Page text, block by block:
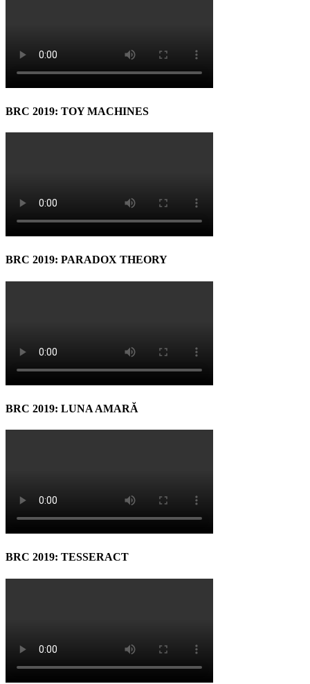
BRC 2019: TOY MACHINES
BRC 2019: PARADOX THEORY
BRC 2019: LUNA AMARĂ
BRC 2019: TESSERACT